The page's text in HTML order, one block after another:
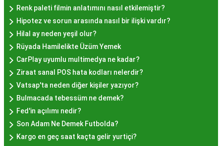
gösterir. Genellikle porsiyon bazında satılan hayır
lokmalarının fiyatları uygun olup, lezzetin
kalitesiyle uyumlu bir deneyim sunar. İstanbul'da
farklı mekanlarda çeşitli fiyat seçeneklerini
değerlendirerek, bütçenize uygun bir hayır lokması
bulabilirsiniz.
Hayır Lokması İstanbul
Deneyiminde Nelere Dikkat
Edilmeli?
Renk paleti filmin anlatımını nasıl etkilemiştir?
Hipotez ve sorun arasında nasıl bir ilişki vardır?
Hilal ay neden yeşil olur?
Rüyada Hamilelikte Üzüm Yemek
CarPlay uyumlu multimedya ne kadar?
Ziraat sanal POS hata kodları nelerdir?
Vatsap'ta neden diğer kişiler yazıyor?
Bulmacada tebessüm ne demek?
Fed'in açılımı nedir?
Son Adam Ne Demek Futbolda?
Kargo en geç saat kaçta gelir yurtiçi?